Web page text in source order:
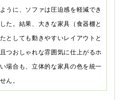
うに、ソファは圧迫感を軽減でき
た。結果、大きな家具（食器棚と
としても動きやすいレイアウトと
つおしゃれな雰囲気に仕上がるホ
場合も、立体的な家具の色を統一
ん。